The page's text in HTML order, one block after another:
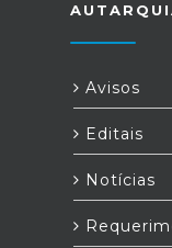
Avisos
Editais
Notícias